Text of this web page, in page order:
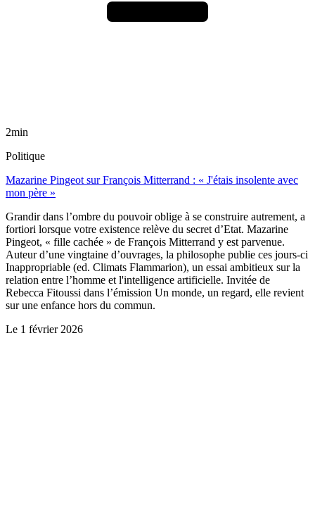
2min
Politique
Mazarine Pingeot sur François Mitterrand : « J'étais insolente avec
mon père »
Grandir dans l’ombre du pouvoir oblige à se construire autrement, a
fortiori lorsque votre existence relève du secret d’Etat. Mazarine
Pingeot, « fille cachée » de François Mitterrand y est parvenue.
Auteur d’une vingtaine d’ouvrages, la philosophe publie ces jours-ci
Inappropriable (ed. Climats Flammarion), un essai ambitieux sur la
relation entre l’homme et l'intelligence artificielle. Invitée de
Rebecca Fitoussi dans l’émission Un monde, un regard, elle revient
sur une enfance hors du commun.
Le 1 février 2026